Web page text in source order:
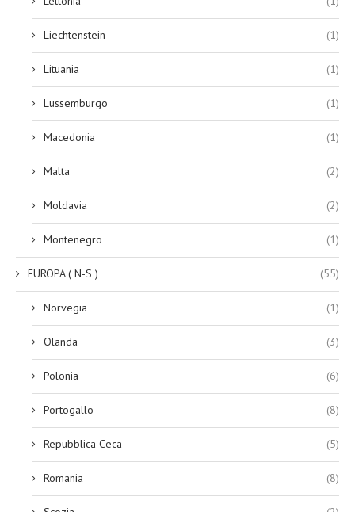
Liechtenstein (1)
Lituania (1)
Lussemburgo (1)
Macedonia (1)
Malta (2)
Moldavia (2)
Montenegro (1)
EUROPA ( N-S ) (55)
Norvegia (1)
Olanda (3)
Polonia (6)
Portogallo (8)
Repubblica Ceca (5)
Romania (8)